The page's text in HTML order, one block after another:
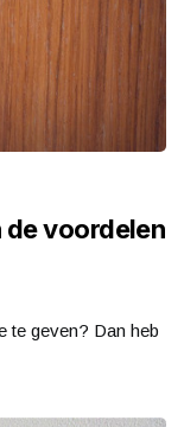
de voordelen
te geven? Dan heb